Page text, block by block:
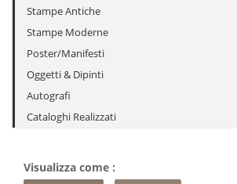
Stampe Antiche
Stampe Moderne
Poster/Manifesti
Oggetti & Dipinti
Autografi
Cataloghi Realizzati
Visualizza come :